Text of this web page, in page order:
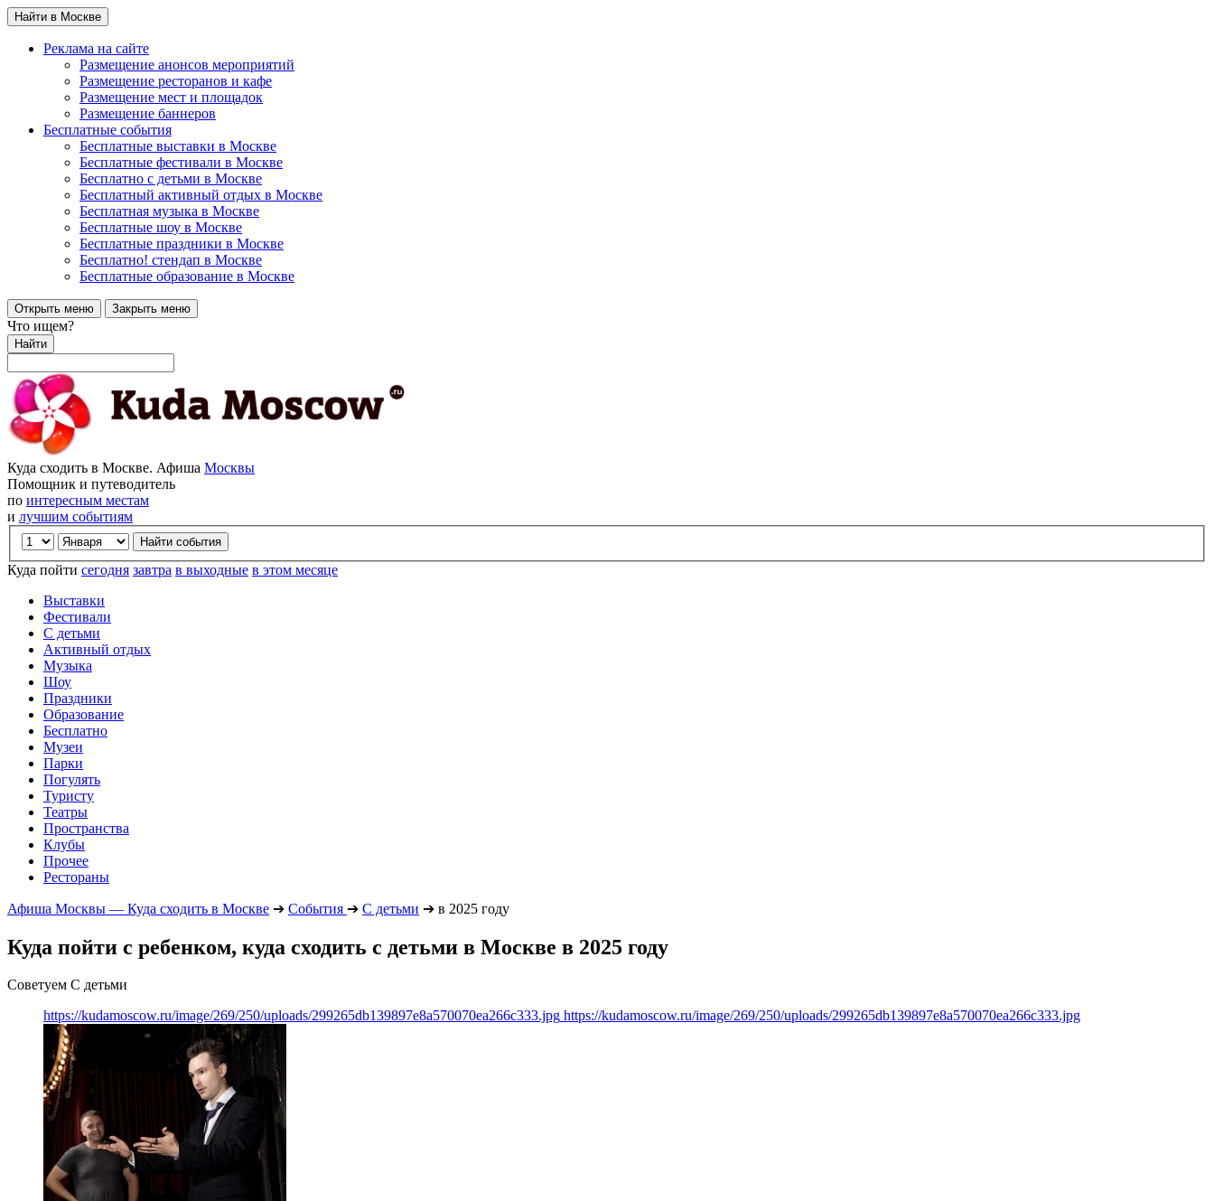
Найти в Москве
Реклама на сайте
Размещение анонсов мероприятий
Размещение ресторанов и кафе
Размещение мест и площадок
Размещение баннеров
Бесплатные события
Бесплатные выставки в Москве
Бесплатные фестивали в Москве
Бесплатно с детьми в Москве
Бесплатный активный отдых в Москве
Бесплатная музыка в Москве
Бесплатные шоу в Москве
Бесплатные праздники в Москве
Бесплатно! стендап в Москве
Бесплатные образование в Москве
Открыть меню Закрыть меню
Что ищем?
Найти
Куда сходить в Москве. Афиша Москвы
Помощник и путеводитель
по интересным местам
и лучшим событиям
Куда пойти сегодня завтра в выходные в этом месяце
Выставки
Фестивали
С детьми
Активный отдых
Музыка
Шоу
Праздники
Образование
Бесплатно
Музеи
Парки
Погулять
Туристу
Театры
Пространства
Клубы
Прочее
Рестораны
Афиша Москвы — Куда сходить в Москве ➔ События ➔ С детьми ➔ в 2025 году
Куда пойти с ребенком, куда сходить с детьми в Москве в 2025 году
Советуем С детьми
https://kudamoscow.ru/image/269/250/uploads/299265db139897e8a570070ea266c333.jpg https://kudamoscow.ru/image/269/250/uploads/299265db139897e8a570070ea266c333.jpg